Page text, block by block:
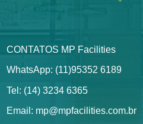
CONTATOS MP Facilities
WhatsApp: (11)95352 6189
Tel: (14) 3234 6365
Email: mp@mpfacilities.com.br